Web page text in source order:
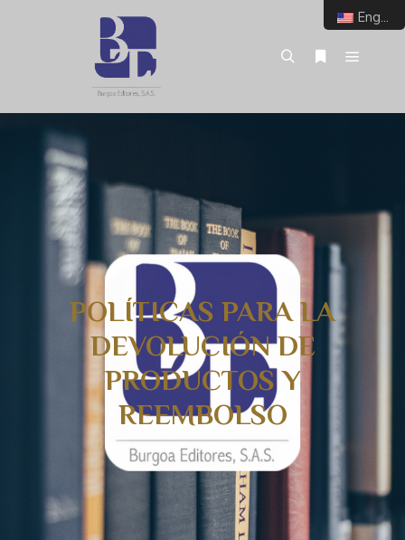
POLÍTICAS PARA LA
DEVOLUCIÓN DE
PRODUCTOS Y
REEMBOLSO
English